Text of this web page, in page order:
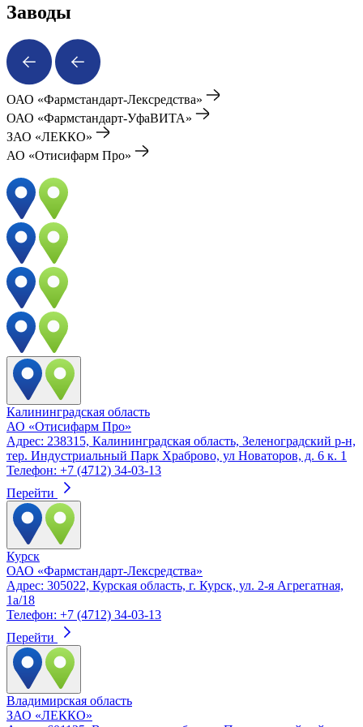
Заводы
ОАО «Фармстандарт-Лексредства»
ОАО «Фармстандарт-УфаВИТА»
ЗАО «ЛЕККО»
АО «Отисифарм Про»
Калининградская область
АО «Отисифарм Про»
Адрес: 238315, Калининградская область, Зеленоградский р-н,
тер. Индустриальный Парк Храброво, ул Новаторов, д. 6 к. 1
Телефон: +7 (4712) 34-03-13
Перейти
Курск
ОАО «Фармстандарт-Лексредства»
Адрес: 305022, Курская область, г. Курск, ул. 2-я Агрегатная,
1а/18
Телефон: +7 (4712) 34-03-13
Перейти
Владимирская область
ЗАО «ЛЕККО»